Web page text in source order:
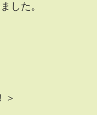
した。
＞